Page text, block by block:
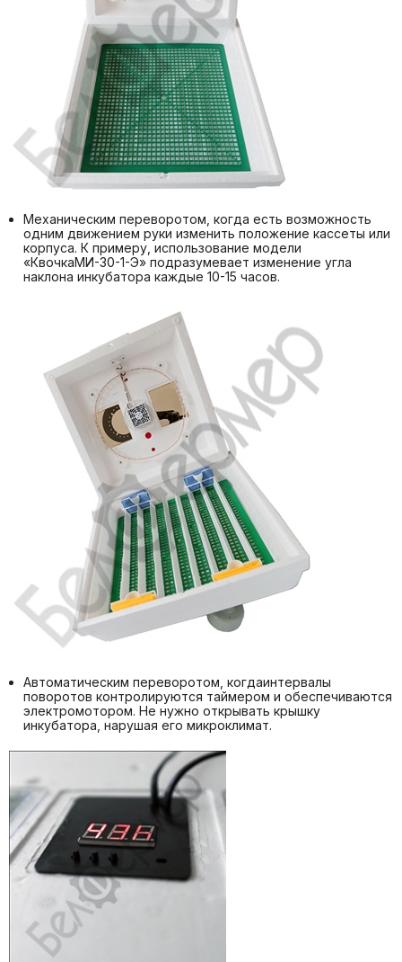
Механическим переворотом, когда есть возможность
одним движением руки изменить положение кассеты или
корпуса. К примеру, использование модели
«КвочкаМИ-30-1-Э» подразумевает изменение угла
наклона инкубатора каждые 10-15 часов.
Автоматическим переворотом, когдаинтервалы
поворотов контролируются таймером и обеспечиваются
электромотором. Не нужно открывать крышку
инкубатора, нарушая его микроклимат.